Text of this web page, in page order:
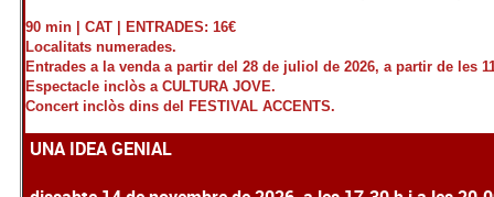
90 min | CAT |
ENTRADES: 16€
Localitats numerades.
Entrades a la venda a partir del 28 de juliol de 2026, a partir de les
Espectacle inclòs a CULTURA JOVE.
Concert inclòs dins del FESTIVAL ACCENTS.
UNA IDEA GENIAL